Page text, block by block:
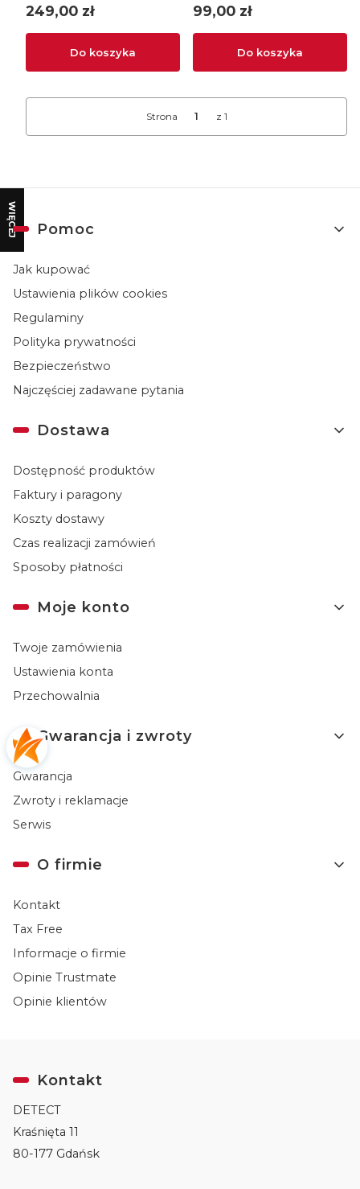
WIĘCEJ
Cena
249,00 zł
Do koszyka
Cena
99,00 zł
Do koszyka
Strona z 1
Linki w stopce
Pomoc
Jak kupować
Ustawienia plików cookies
Regulaminy
Polityka prywatności
Bezpieczeństwo
Najczęściej zadawane pytania
Dostawa
Dostępność produktów
Faktury i paragony
Koszty dostawy
Czas realizacji zamówień
Sposoby płatności
Moje konto
Twoje zamówienia
Ustawienia konta
Przechowalnia
Gwarancja i zwroty
Gwarancja
Zwroty i reklamacje
Serwis
O firmie
Kontakt
Tax Free
Informacje o firmie
Opinie Trustmate
Opinie klientów
Kontakt
DETECT
Kraśnięta 11
80-177 Gdańsk